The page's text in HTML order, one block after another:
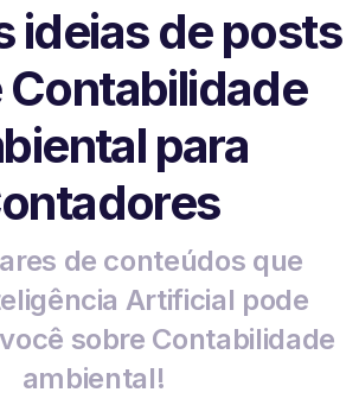
ideias de posts
Contabilidade
para
de conteúdos que
Artificial pode
sobre Contabilidade
ambiental!